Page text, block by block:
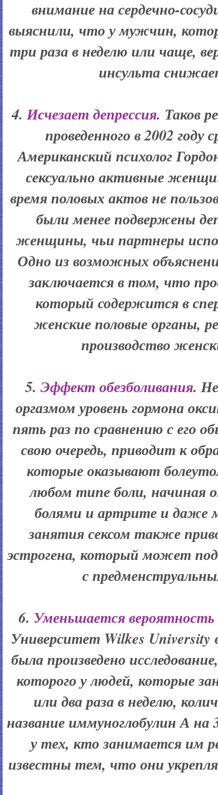
внимание на сердечно-
выяснили, что у мужчин,
три раза в неделю или чаще,
инсульта
4.Исчезает депрессия. Таков
проведенного в 2002
Американский психолог
сексуально активные
время половых актов не
были менее подвержены
женщины, чьи партнеры
Одно из возможных
заключается в том, что
который содержится в
женские половые органы,
производство
5.Эффект обезболивания.
оргазмом уровень гормона
пять раз по сравнению с его
свою очередь, приводит к
которые оказывают
любом типе боли, начиная
болями и артрите и даже
занятия сексом также
эстрогена, который может
с
6. Уменьшается
Университет Wilkes
была произведено
которого у людей, которые
или два раза в неделю,
название иммуноглобулин А
у тех, кто занимается им
известны тем, что они